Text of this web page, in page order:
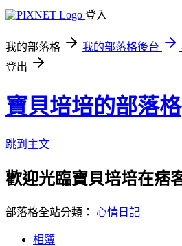
登入
我的部落格 我的部落格後台
登出
寶貝培培的部落格
跳到主文
歡迎光臨寶貝培培在痞
部落格全站分類： 心情日記
相簿